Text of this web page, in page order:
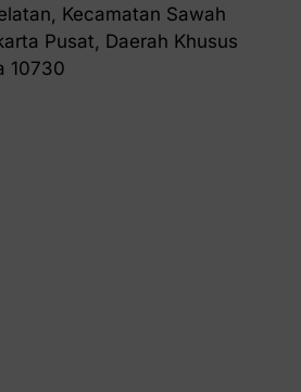
Kecamatan Sawah
Pusat, Daerah Khusus
10730